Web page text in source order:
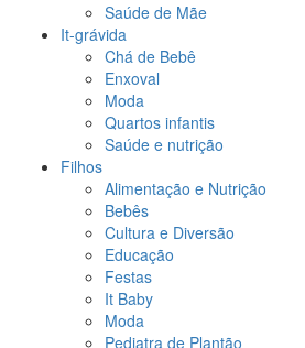
Saúde de Mãe
It-grávida
Chá de Bebê
Enxoval
Moda
Quartos infantis
Saúde e nutrição
Filhos
Alimentação e Nutrição
Bebês
Cultura e Diversão
Educação
Festas
It Baby
Moda
Pediatra de Plantão